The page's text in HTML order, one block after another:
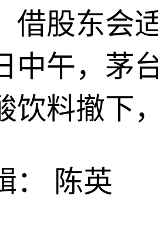
借股东会
中午，茅
饮料撤下
： 陈英